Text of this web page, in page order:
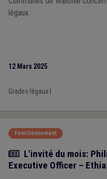
légaux.
12 Mars 2025
Grades légaux|
Fonctionnement
Article
L'invité du mois:
Executive Officer –